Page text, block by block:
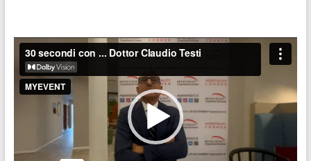
Video
Player